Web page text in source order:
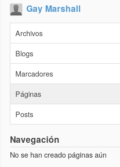
Gay Marshall
Archivos
Blogs
Marcadores
Páginas
Posts
Navegación
No se han creado páginas aún